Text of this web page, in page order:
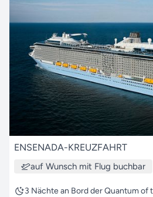
ENSENADA-KREUZFAHRT
auf Wunsch mit Flug buchbar
3 Nächte an Bord der Quantum of